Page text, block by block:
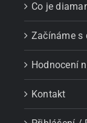
Co je
Začínáme s
Hodnocení
Kontakt